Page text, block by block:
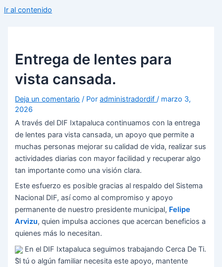
Ir al contenido
Entrega de lentes para
vista cansada.
Deja un comentario / Poradministradordif/ marzo 3,
2026
A través del DIF Ixtapaluca continuamos con la entrega
de lentes para vista cansada, un apoyo que permite a
muchas personas mejorar su calidad de vida, realizar sus
actividades diarias con mayor facilidad y recuperar algo
tan importante como una visión clara.
Este esfuerzo es posible gracias al respaldo del Sistema
Nacional DIF, así como al compromiso y apoyo
permanente de nuestro presidente municipal, Felipe
Arvizu, quien impulsa acciones que acercan beneficios a
quienes más lo necesitan.
En el DIF Ixtapaluca seguimos trabajando Cerca De Ti.
Si tú o algún familiar necesita este apoyo, mantente